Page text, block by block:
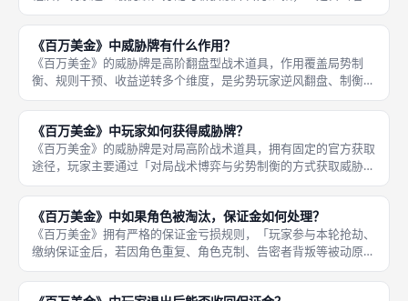
美背刺，单人独享全额赃款时，触发额外百万收益加成；三是多轮
精准规避角色重复、保证金亏损，持续稳定运营，累计触发高阶成
套收益，
《百万美金》中威胁牌有什么作用？
《百万美金》的威胁牌是高阶翻盘型战术道具，作用覆盖局势制
衡、规则干预、收益逆转多个维度，是劣势玩家逆风翻盘、制衡全
场强势玩家的核心手段，实用性极强、战术价值极高。威胁牌的核
心作用分为三类，一是强制打乱对手结盟体系，破除强势玩家的固
定合作阵容
《百万美金》中玩家如何获得威胁牌？
《百万美金》的威胁牌是对局高阶战术道具，拥有固定的官方获取
途径，玩家主要通过「对局战术博弈与劣势制衡的方式获取威胁
牌」，作为弥补对局劣势、制衡强势玩家的核心道具。威胁牌不会
随机刷新、无免费赠送机制，需要玩家通过精准的谈判拉扯、战术
取舍、局势
《百万美金》中如果角色被淘汰，保证金如何处理？
《百万美金》拥有严格的保证金亏损规则，「玩家参与本轮抢劫、
缴纳保证金后，若因角色重复、角色克制、告密者背叛等被动原因
被淘汰失效，已缴纳的保证金会直接作废清零，无法收回、无法顺
延、无法补偿」，这是对局核心的风险惩罚机制，也是提升博弈紧